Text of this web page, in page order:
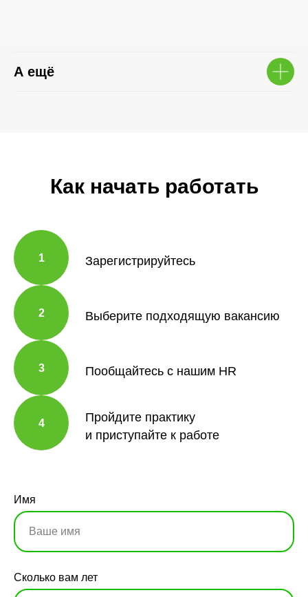
А ещё
Как начать работать
1 Зарегистрируйтесь
2 Выберите подходящую вакансию
3 Пообщайтесь с нашим HR
4
Пройдите практику
и приступайте к работе
Имя
Сколько вам лет